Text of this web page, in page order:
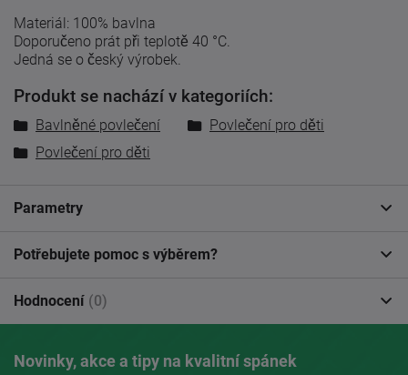
Materiál: 100% bavlna
Doporučeno prát při teplotě 40 °C.
Jedná se o český výrobek.
Produkt se nachází v kategoriích:
Bavlněné povlečení
Povlečení pro děti
Povlečení pro děti
Parametry
Potřebujete pomoc s výběrem?
Hodnocení (0)
Novinky, akce a tipy na kvalitní spánek